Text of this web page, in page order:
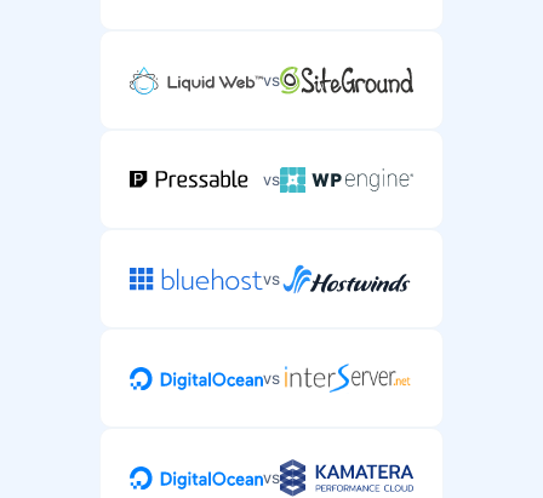
vs
vs
vs
vs
vs